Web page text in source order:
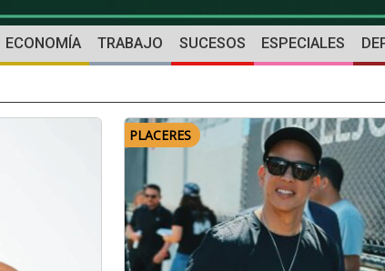
ECONOMÍA TRABAJO SUCESOS ESPECIALES
PLACERES